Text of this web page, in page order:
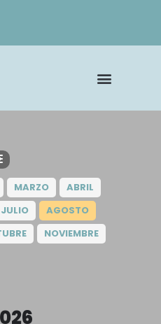
MARZO
ABRIL
JULIO
AGOSTO
NOVIEMBRE